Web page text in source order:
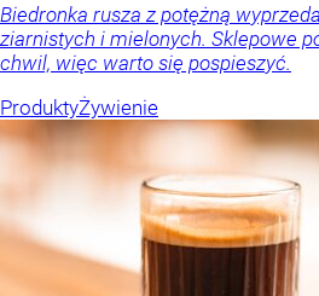
Biedronka rusza z potężną
ziarnistych i mielonych. Sklepowe
chwil, więc warto się pospieszyć.
ProduktyŻywienie